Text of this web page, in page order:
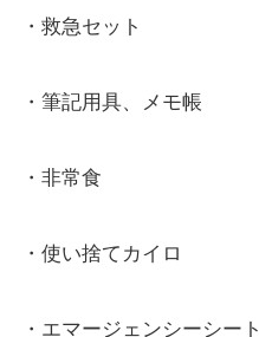
・救急セット
・筆記用具、メモ帳
・非常食
・使い捨てカイロ
・エマージェンシーシート